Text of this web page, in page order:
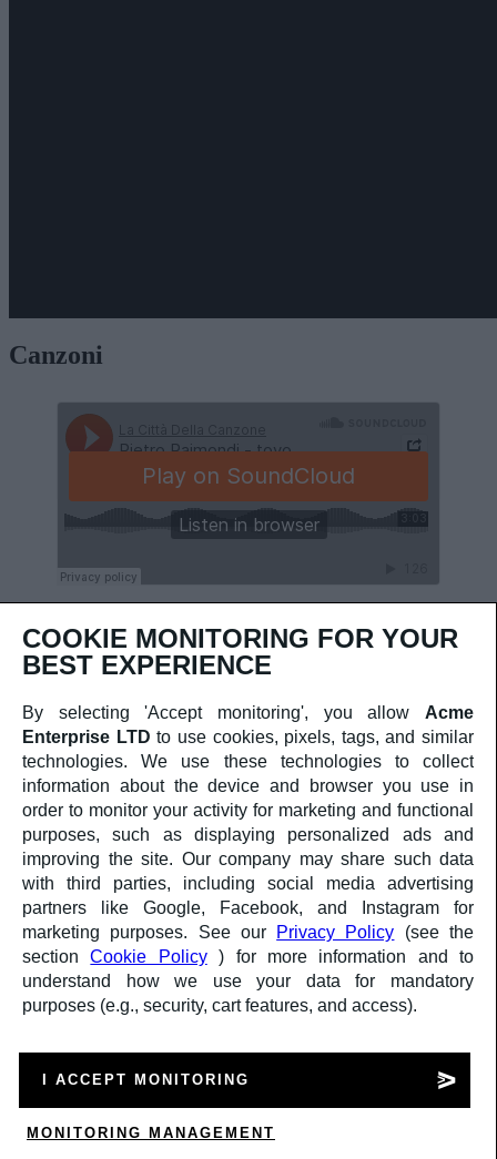
Canzoni
AMMINISTRAZIONE TRASPARENTE
PRIVACY
Comune
di
Cremona
Finanziato
dall'Unione europea
NextGenerationEU
Ministero
della
Cultura
Progetto finanziato dall’Unione Europea – Next
Generation EU
Programma Transizione Organismi Creativi e Culturali |
TOCC0002414
Decreto Direttoriale n. 385 del 19/10/2022 | CUP
© La Città della Canzone 2025
a medula web release
accedi
Wishlist
COOKIE MONITORING FOR YOUR
BEST EXPERIENCE
By selecting 'Accept monitoring', you allow
Acme
Enterprise LTD to use cookies, pixels, tags, and similar
technologies. We use these technologies to collect
information about the device and browser you use in
order to monitor your activity for marketing and functional
purposes, such as displaying personalized ads and
improving the site. Our company may share such data
with third parties, including social media advertising
partners like Google, Facebook, and Instagram for
marketing purposes. See our
Privacy Policy
(see the
section
Cookie Policy
) for more information and to
understand how we use your data for mandatory
purposes (e.g., security, cart features, and access).
I ACCEPT MONITORING
MONITORING MANAGEMENT